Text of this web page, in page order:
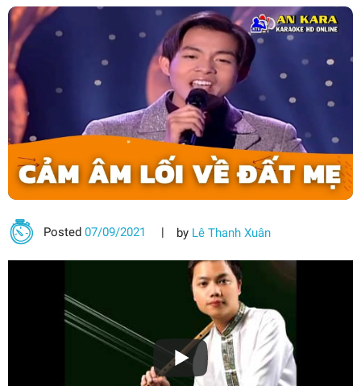
Posted07/09/2021 by Lê Thanh Xuân